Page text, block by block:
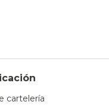
cartelería